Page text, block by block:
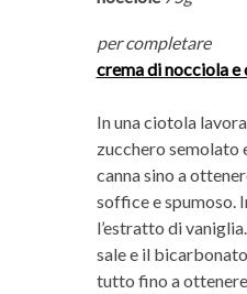
per completare
crema di nocciola
In una ciotola
zucchero semolato
canna sino a
soffice e spumoso.
l’estratto di
sale e il
tutto fino a